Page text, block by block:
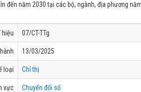
đến năm 2030 tại các bộ, ngành, địa phương
hiệu 07/CT-TTg
13/03/2025
loại Chỉ thị
vực
Chuyển đổi số